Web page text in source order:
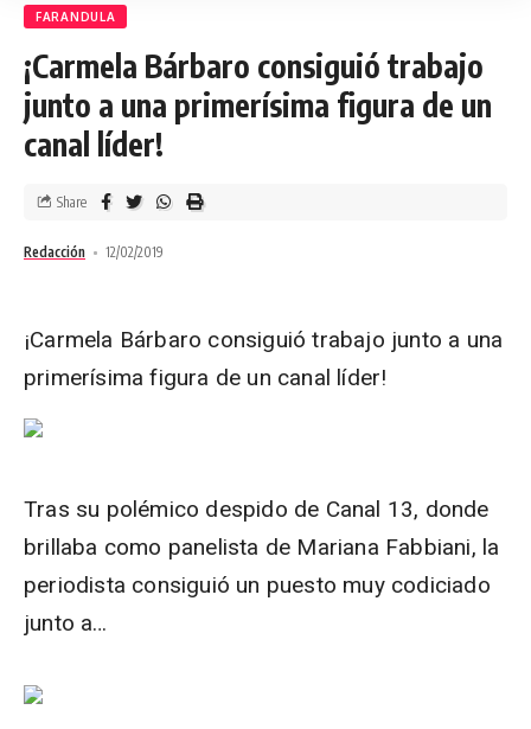
FARANDULA
¡Carmela Bárbaro consiguió trabajo
junto a una primerísima figura de un
canal líder!
Redacción 12/02/2019
Share
¡Carmela Bárbaro consiguió trabajo junto a una
primerísima figura de un canal líder!
Tras su polémico despido de Canal 13, donde
brillaba como panelista de Mariana Fabbiani, la
periodista consiguió un puesto muy codiciado
junto a…